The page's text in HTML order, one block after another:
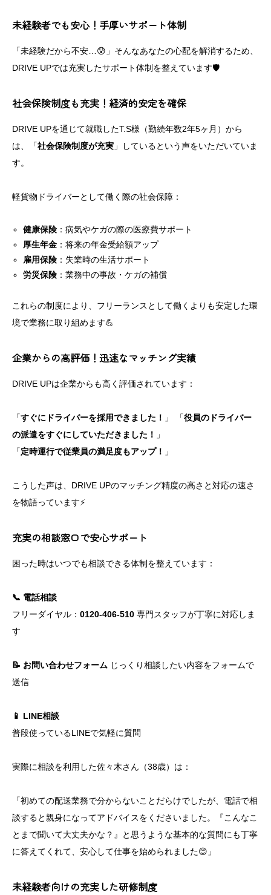
未経験者でも安心！手厚いサポート体制
「未経験だから不安…😰」そんなあなたの心配を解消するため、
DRIVE UPでは充実したサポート体制を整えています🛡️
社会保険制度も充実！経済的安定を確保
DRIVE UPを通じて就職したT.S様（勤続年数2年5ヶ月）から
は、「社会保険制度が充実 」しているという声をいただいていま
す。
軽貨物ドライバーとして働く際の社会保障：
健康保険：病気やケガの際の医療費サポート
厚生年金 ：将来の年金受給額アップ
雇用保険：失業時の生活サポート
労災保険：業務中の事故・ケガの補償
これらの制度により、フリーランスとして働くよりも安定した環
境で業務に取り組めます💪
企業からの高評価！迅速なマッチング実績
DRIVE UPは企業からも高く評価されています：
「すぐにドライバーを採用できました！ 」 「役員のドライバー
の派遣をすぐにしていただきました！
」
「定時運行で従業員の満足度もアップ！ 」
こうした声は、DRIVE UPのマッチング精度の高さと対応の速さ
を物語っています⚡
充実の相談窓口で安心サポート
困った時はいつでも相談できる体制を整えています：
📞 電話相談
フリーダイヤル： 0120-406-510 専門スタッフが丁寧に対応しま
す
📝 お問い合わせフォーム じっくり相談したい内容をフォームで
送信
📱 LINE相談
普段使っているLINEで気軽に質問
実際に相談を利用した佐々木さん（38歳）は：
「初めての配送業務で分からないことだらけでしたが、電話で相
談すると親身になってアドバイスをくださいました。『こんなこ
とまで聞いて大丈夫かな？』と思うような基本的な質問にも丁寧
に答えてくれて、安心して仕事を始められました😊」
未経験者向けの充実した研修制度